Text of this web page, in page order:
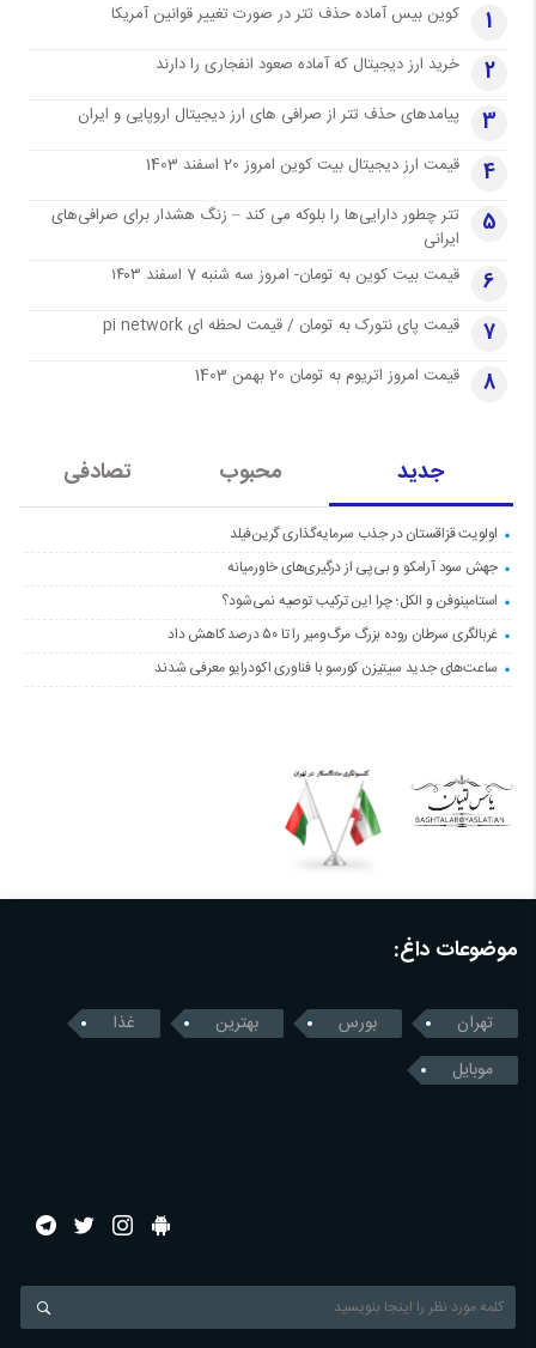
1 کوین بیس آماده حذف تتر در صورت تغییر قوانین آمریکا
2 خرید ارز دیجیتال که آماده صعود انفجاری را دارند
3 پیامدهای حذف تتر از صرافی های ارز دیجیتال اروپایی و ایران
4 قیمت ارز دیجیتال بیت کوین امروز 20 اسفند 1403
5
تتر چطور دارایی‌ها را بلوکه می کند – زنگ هشدار برای صرافی‌های
ایرانی
6 قیمت بیت کوین به تومان- امروز سه شنبه 7 اسفند ۱۴۰۳
7 قیمت پای نتورک به تومان / قیمت لحظه ای pi network
8 قیمت امروز اتریوم به تومان 20 بهمن 1403
جدید محبوب تصادفی
اولویت قزاقستان در جذب سرمایه‌گذاری گرین‌فیلد
جهش سود آرامکو و بی‌پی از درگیری‌های خاورمیانه
استامینوفن و الکل؛ چرا این ترکیب توصیه نمی‌شود؟
غربالگری سرطان روده بزرگ مرگ‌ومیر را تا ۵۰ درصد کاهش داد
ساعت‌های جدید سیتیزن کورسو با فناوری اکودرایو معرفی شدند
موضوعات داغ:
تهران بورس بهترین
غذا
موبایل